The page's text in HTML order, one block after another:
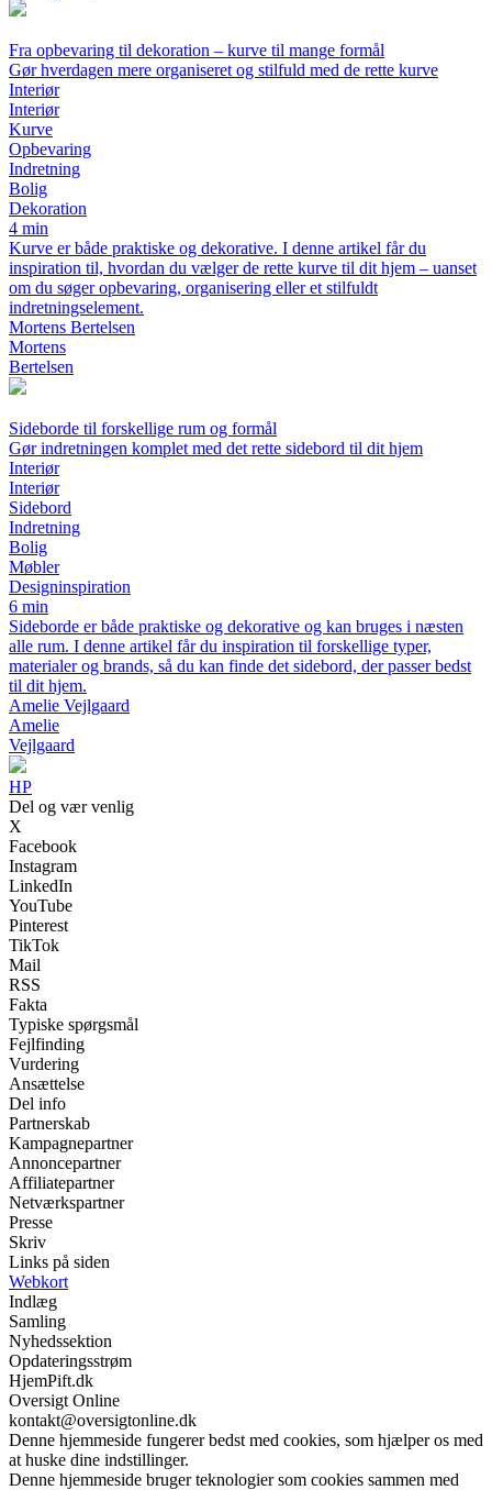
Fra opbevaring til dekoration – kurve til mange formål
Gør hverdagen mere organiseret og stilfuld med de rette kurve
Interiør
Interiør
Kurve
Opbevaring
Indretning
Bolig
Dekoration
4 min
Kurve er både praktiske og dekorative. I denne artikel får du
inspiration til, hvordan du vælger de rette kurve til dit hjem – uanset
om du søger opbevaring, organisering eller et stilfuldt
indretningselement.
Mortens Bertelsen
Mortens
Bertelsen
Sideborde til forskellige rum og formål
Gør indretningen komplet med det rette sidebord til dit hjem
Interiør
Interiør
Sidebord
Indretning
Bolig
Møbler
Designinspiration
6 min
Sideborde er både praktiske og dekorative og kan bruges i næsten
alle rum. I denne artikel får du inspiration til forskellige typer,
materialer og brands, så du kan finde det sidebord, der passer bedst
til dit hjem.
Amelie Vejlgaard
Amelie
Vejlgaard
HP
Del og vær venlig
X
Facebook
Instagram
LinkedIn
YouTube
Pinterest
TikTok
Mail
RSS
Fakta
Typiske spørgsmål
Fejlfinding
Vurdering
Ansættelse
Del info
Partnerskab
Kampagnepartner
Annoncepartner
Affiliatepartner
Netværkspartner
Presse
Skriv
Links på siden
Webkort
Indlæg
Samling
Nyhedssektion
Opdateringsstrøm
HjemPift.dk
Oversigt Online
kontakt@oversigtonline.dk
Denne hjemmeside fungerer bedst med cookies, som hjælper os med
at huske dine indstillinger.
Denne hjemmeside bruger teknologier som cookies sammen med